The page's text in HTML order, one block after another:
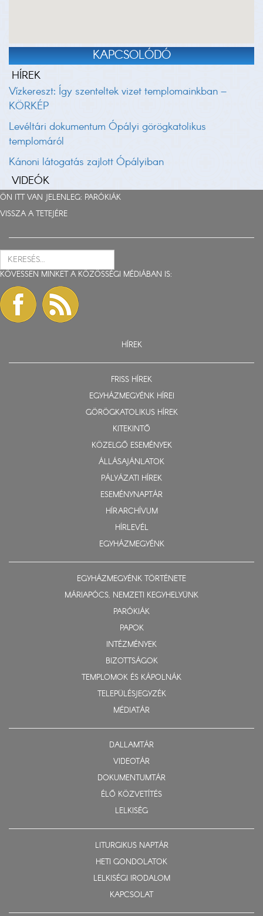
KAPCSOLÓDÓ
HÍREK
Vízkereszt: Így szenteltek vizet templomainkban –
KÖRKÉP
Levéltári dokumentum Ópályi görögkatolikus
templomáról
Kánoni látogatás zajlott Ópályiban
VIDEÓK
ÖN ITT VAN JELENLEG: PARÓKIÁK
VISSZA A TETEJÉRE
KÖVESSEN MINKET A KÖZÖSSÉGI MÉDIÁBAN IS:
HÍREK
FRISS HÍREK
EGYHÁZMEGYÉNK HÍREI
GÖRÖGKATOLIKUS HÍREK
KITEKINTŐ
KÖZELGŐ ESEMÉNYEK
ÁLLÁSAJÁNLATOK
PÁLYÁZATI HÍREK
ESEMÉNYNAPTÁR
HÍRARCHÍVUM
HÍRLEVÉL
EGYHÁZMEGYÉNK
EGYHÁZMEGYÉNK TÖRTÉNETE
MÁRIAPÓCS, NEMZETI KEGYHELYÜNK
PARÓKIÁK
PAPOK
INTÉZMÉNYEK
BIZOTTSÁGOK
TEMPLOMOK ÉS KÁPOLNÁK
TELEPÜLÉSJEGYZÉK
MÉDIATÁR
DALLAMTÁR
VIDEOTÁR
DOKUMENTUMTÁR
ÉLŐ KÖZVETÍTÉS
LELKISÉG
LITURGIKUS NAPTÁR
HETI GONDOLATOK
LELKISÉGI IRODALOM
KAPCSOLAT